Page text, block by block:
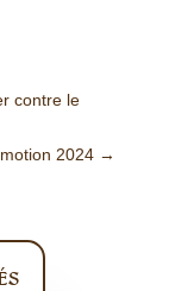
contre le
2024 →